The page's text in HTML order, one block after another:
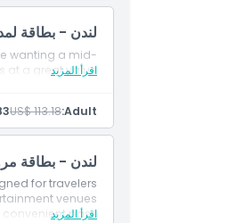
لندن - بطاقة لمدة ٣
wanting a mid-
at a great value.
اقرأ المزيد
Adult:
US$ 113.18
لندن - بطاقة
for travelers
venues
convenient pass.
اقرأ المزيد